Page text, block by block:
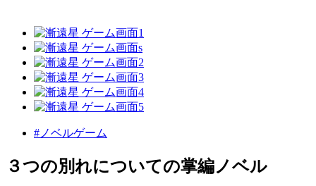
#ノベルゲーム
３つの別れについての掌編ノベル